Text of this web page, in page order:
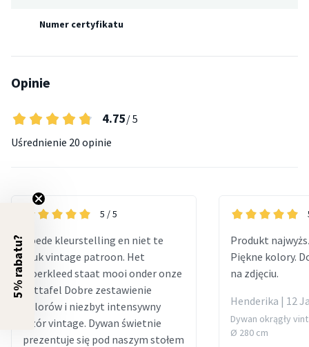
Numer certyfikatu
Opinie
4.75/ 5
Uśrednienie 20 opinie
5 / 5
Goede kleurstelling en niet te
druk vintage patroon. Het
vloerkleed staat mooi onder onze
eettafel Dobre zestawienie
kolorów i niezbyt intensywny
wzór vintage. Dywan świetnie
prezentuje się pod naszym stołem
Produkt
Piękne kolory.
na zdjęciu.
Henderika | 12
Dywan okrągły
Ø 280 cm
5% rabatu?